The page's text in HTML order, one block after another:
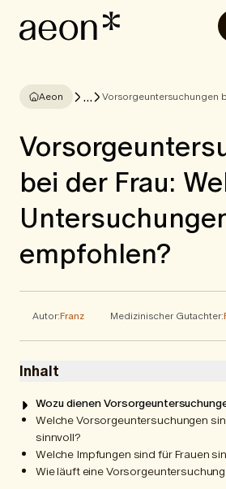
Aeon ...
bei der Frau:
empfohlen?
Autor:Franz Medizinischer Gutachter:
Inhalt
Wozu dienen
Welche Vorsorgeuntersuchungen
sinnvoll?
Welche Impfungen sind für Frauen
Wie läuft eine